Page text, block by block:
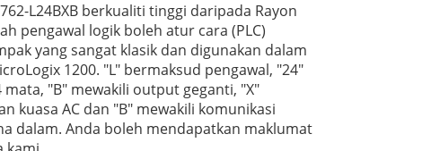
L24BXB berkualiti tinggi daripada Rayon
pengawal logik boleh atur cara (PLC)
yang sangat klasik dan digunakan dalam
1200. "L" bermaksud pengawal, "24"
mata, "B" mewakili output geganti, "X"
kuasa AC dan "B" mewakili komunikasi
dalam. Anda boleh mendapatkan maklumat